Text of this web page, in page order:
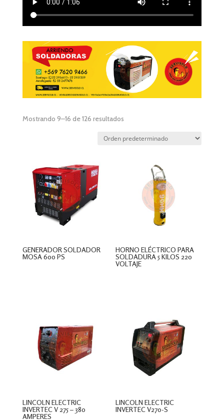
Mostrando 9–16 de 126 resultados
GENERADOR SOLDADOR
MOSA 600 PS
HORNO ELÉCTRICO PARA
SOLDADURA 5 KILOS 220
VOLTAJE
LINCOLN ELECTRIC
INVERTEC V 275 – 380
AMPERES
LINCOLN ELECTRIC
INVERTEC V270-S